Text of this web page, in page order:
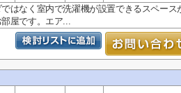
はなく室内で洗濯機が設置できるスペース
屋です。エア...